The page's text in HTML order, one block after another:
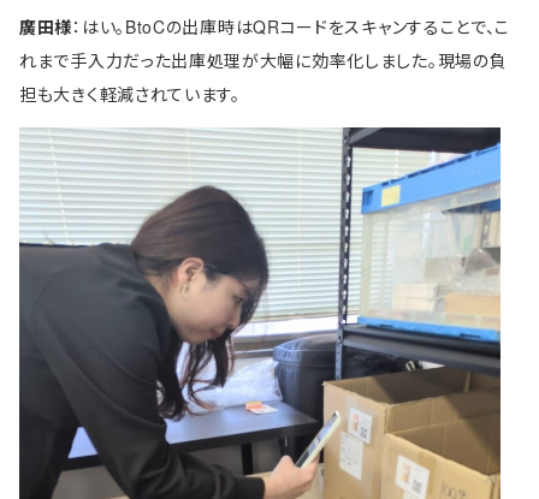
廣田様：はい。BtoCの出庫時はQRコードをスキャンすることで、こ
れまで手入力だった出庫処理が大幅に効率化しました。現場の負
担も大きく軽減されています。